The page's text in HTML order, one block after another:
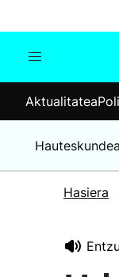
Munduko albisteak
Aktualitatea
Hasiera